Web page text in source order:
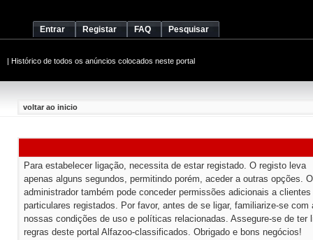
Entrar Registar FAQ Pesquisar
| Histórico de todos os anúncios colocados neste portal
voltar ao inicio
Para estabelecer ligação, necessita de estar registado. O registo leva
apenas alguns segundos, permitindo porém, aceder a outras opções. O
administrador também pode conceder permissões adicionais a clientes
particulares registados. Por favor, antes de se ligar, familiarize-se com
nossas condições de uso e políticas relacionadas. Assegure-se de ter
regras deste portal Alfazoo-classificados. Obrigado e bons negócios!